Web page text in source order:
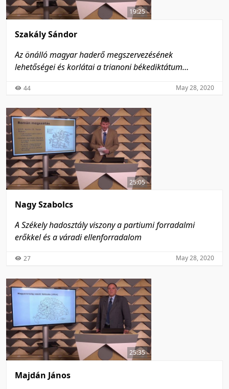
19:25
Szakály Sándor
Az önálló magyar haderő megszervezésének
lehetőségei és korlátai a trianoni békediktátum
44 May 28, 2020
25:05
Nagy Szabolcs
A Székely hadosztály viszony a partiumi forradalmi
erőkkel és a váradi ellenforradalom
27 May 28, 2020
25:35
Majdán János